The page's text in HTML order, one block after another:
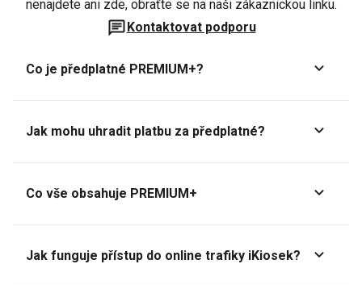
nenajdete ani zde, obraťte se na naši zákaznickou linku.
Kontaktovat podporu
Co je předplatné PREMIUM+?
Jak mohu uhradit platbu za předplatné?
Co vše obsahuje PREMIUM+
Jak funguje přístup do online trafiky iKiosek?